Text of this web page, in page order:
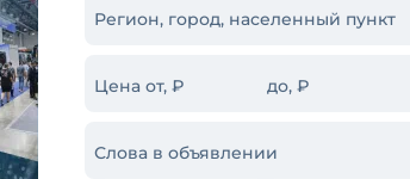
Регион, город, населенный пункт
Цена от, ₽ до, ₽
Слова в объявлении